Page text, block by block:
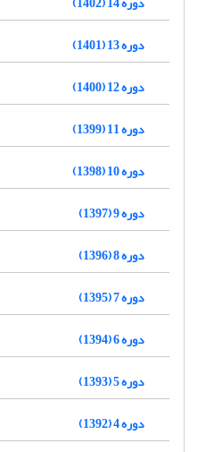
دوره 13 (1401)
دوره 12 (1400)
دوره 11 (1399)
دوره 10 (1398)
دوره 9 (1397)
دوره 8 (1396)
دوره 7 (1395)
دوره 6 (1394)
دوره 5 (1393)
دوره 4 (1392)